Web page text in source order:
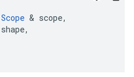
Scope & scope,
shape,